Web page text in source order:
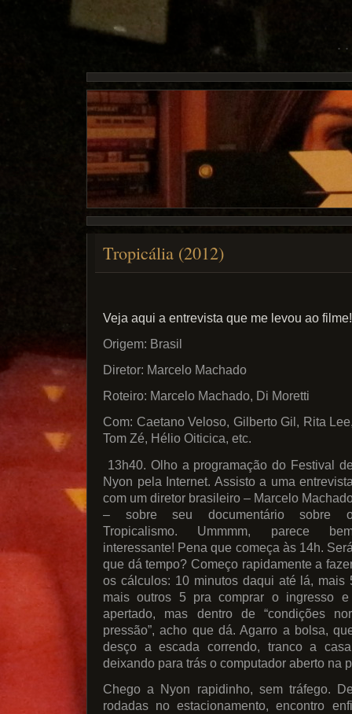
Tropicália (2012)
Veja aqui a entrevista que me levou ao filme!
Origem: Brasil
Diretor: Marcelo Machado
Roteiro: Marcelo Machado, Di Moretti
Com: Caetano Veloso, Gilberto Gil, Rita
Tom Zé, Hélio Oiticica, etc.
13h40. Olho a programação do Festival
Nyon pela Internet. Assisto a uma
com um diretor brasileiro – Marcelo
– sobre seu documentário sobre
Tropicalismo. Ummmm, parece
interessante! Pena que começa às 14h.
que dá tempo? Começo rapidamente a
os cálculos: 10 minutos daqui até lá, mais
mais outros 5 pra comprar o ingresso
apertado, mas dentro de “condições
pressão”, acho que dá. Agarro a bolsa,
desço a escada correndo, tranco a
deixando para trás o computador aberto na
Chego a Nyon rapidinho, sem tráfego.
rodadas no estacionamento, encontro